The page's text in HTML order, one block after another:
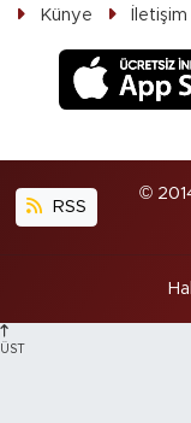
Künye İletişim
RSS
©
ÜST